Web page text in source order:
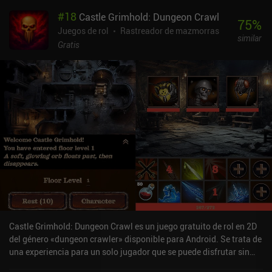
desarrollar a nuestro personaje, todo el tiempo y el esfuerzo, se
irán al traste si cometemos el error de luchar contra un enemigo
más duro de lo que somos capaces. O puede que simplemente no
ante la perspectiva de rehacer las mismas misiones, luchar contra
los mismos enemigos y leer los mismos diálogos una y otra vez si
la derrota anterior hubiera sido completamente culpa mía y
supiera cómo evitarla desde el principio. Pero no es el caso. La
mayoría de las muertes parecen tontas e injustas, y la única forma
de superar el juego con éxito es memorizando todos sus aspectos
y averiguando "esa única estrategia". Por desgracia, no es posible
desactivar el modo de muerte permanente. A pesar de estos
inconvenientes, el juego ofrece una experiencia RPG de alta
calidad que los fans acérrimos del género seguramente
apreciarán. Pixelance es completamente gratuito, sin anuncios ni
iAPs.
#18 Castle Grimhold: Dungeon Crawl
Juegos de rol
Rastreador de mazmorras
Gratis
75%
similar
Castle Grimhold: Dungeon Crawl es un juego gratuito de rol en 2D
del género «dungeon crawler» disponible para Android. Se trata de
una experiencia para un solo jugador que se puede disfrutar sin